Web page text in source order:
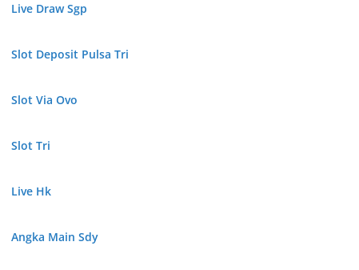
Live Draw Sgp
Slot Deposit Pulsa Tri
Slot Via Ovo
Slot Tri
Live Hk
Angka Main Sdy